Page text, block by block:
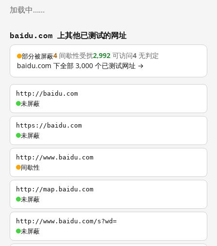
加载中……
baidu.com 上其他已测试的网址
部分被屏蔽4 间歇性受扰2,992 可访问4 无判定
baidu.com 下全部 3,000 个已测试网址 →
http://baidu.com
未屏蔽
https://baidu.com
未屏蔽
http://www.baidu.com
间歇性
http://map.baidu.com
未屏蔽
http://www.baidu.com/s?wd=
未屏蔽